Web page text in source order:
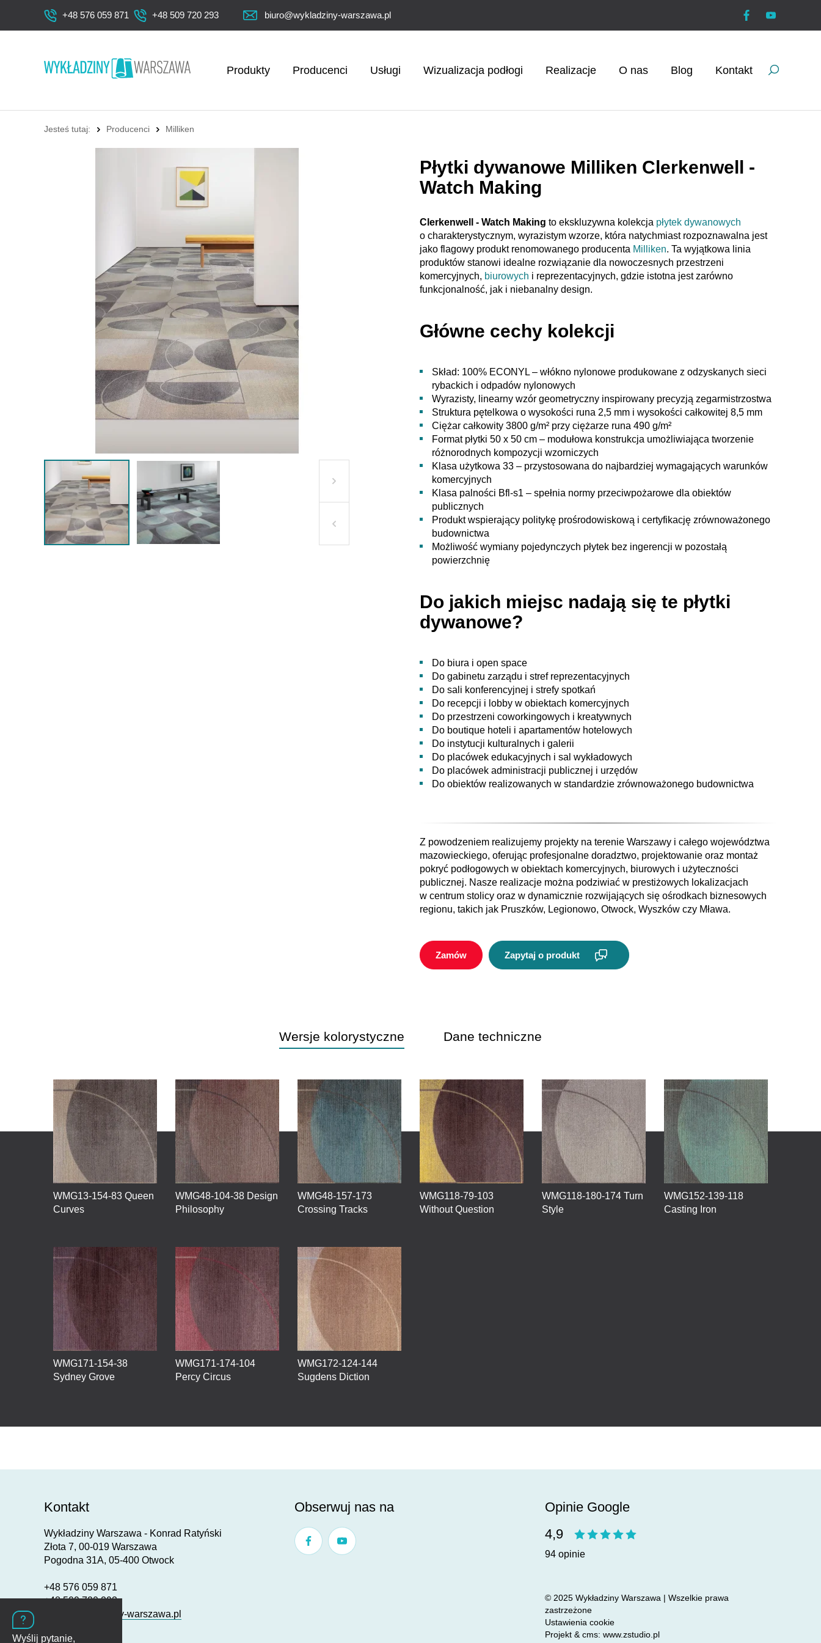
+48 576 059 871 +48 509 720 293 biuro@wykladziny-warszawa.pl
Produkty Producenci Usługi Wizualizacja podłogi Realizacje O nas Blog Kontakt
Jesteś tutaj: Producenci Milliken
Płytki dywanowe Milliken Clerkenwell -
Watch Making
Clerkenwell - Watch Making to ekskluzywna kolekcja płytek dywanowych
o charakterystycznym, wyrazistym wzorze, która natychmiast rozpoznawalna jest
jako flagowy produkt renomowanego producenta Milliken. Ta wyjątkowa linia
produktów stanowi idealne rozwiązanie dla nowoczesnych przestrzeni
komercyjnych, biurowych i reprezentacyjnych, gdzie istotna jest zarówno
funkcjonalność, jak i niebanalny design.
Główne cechy kolekcji
Skład: 100% ECONYL – włókno nylonowe produkowane z odzyskanych sieci
rybackich i odpadów nylonowych
Wyrazisty, linearny wzór geometryczny inspirowany precyzją zegarmistrzostwa
Struktura pętelkowa o wysokości runa 2,5 mm i wysokości całkowitej 8,5 mm
Ciężar całkowity 3800 g/m² przy ciężarze runa 490 g/m²
Format płytki 50 x 50 cm – modułowa konstrukcja umożliwiająca tworzenie
różnorodnych kompozycji wzorniczych
Klasa użytkowa 33 – przystosowana do najbardziej wymagających warunków
komercyjnych
Klasa palności Bfl-s1 – spełnia normy przeciwpożarowe dla obiektów
publicznych
Produkt wspierający politykę prośrodowiskową i certyfikację zrównoważonego
budownictwa
Możliwość wymiany pojedynczych płytek bez ingerencji w pozostałą
powierzchnię
Do jakich miejsc nadają się te płytki
dywanowe?
Do biura i open space
Do gabinetu zarządu i stref reprezentacyjnych
Do sali konferencyjnej i strefy spotkań
Do recepcji i lobby w obiektach komercyjnych
Do przestrzeni coworkingowych i kreatywnych
Do boutique hoteli i apartamentów hotelowych
Do instytucji kulturalnych i galerii
Do placówek edukacyjnych i sal wykładowych
Do placówek administracji publicznej i urzędów
Do obiektów realizowanych w standardzie zrównoważonego budownictwa
Z powodzeniem realizujemy projekty na terenie Warszawy i całego województwa
mazowieckiego, oferując profesjonalne doradztwo, projektowanie oraz montaż
pokryć podłogowych w obiektach komercyjnych, biurowych i użyteczności
publicznej. Nasze realizacje można podziwiać w prestiżowych lokalizacjach
w centrum stolicy oraz w dynamicznie rozwijających się ośrodkach biznesowych
regionu, takich jak Pruszków, Legionowo, Otwock, Wyszków czy Mława.
Zamów Zapytaj o produkt
Wersje kolorystyczne Dane techniczne
WMG13-154-83 Queen
Curves
WMG48-104-38 Design
Philosophy
WMG48-157-173
Crossing Tracks
WMG118-79-103
Without Question
WMG118-180-174 Turn
Style
WMG152-139-118
Casting Iron
WMG171-154-38
Sydney Grove
WMG171-174-104
Percy Circus
WMG172-124-144
Sugdens Diction
Kontakt
Wykładziny Warszawa - Konrad Ratyński
Złota 7, 00-019 Warszawa
Pogodna 31A, 05-400 Otwock
+48 576 059 871
+48 509 720 293
biuro@wykladziny-warszawa.pl
Obserwuj nas na
Opinie Google
4,9
94 opinie
© 2025 Wykładziny Warszawa | Wszelkie prawa
zastrzeżone
Ustawienia cookie
Projekt & cms: www.zstudio.pl
Wyślij pytanie,